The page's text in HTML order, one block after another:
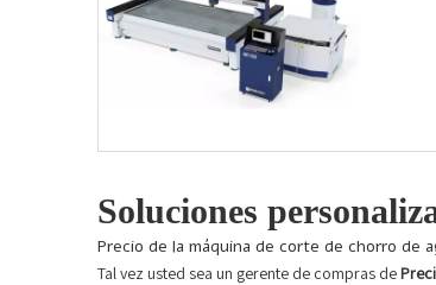
Soluciones
Precio de la máquina de corte de chorro de
Tal vez usted sea un gerente de compras de